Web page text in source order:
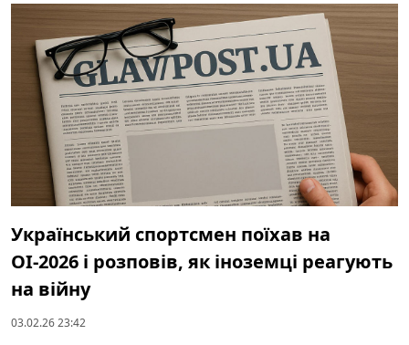
Український спортсмен поїхав на
ОІ-2026 і розповів, як іноземці реагують
на війну
03.02.26 23:42